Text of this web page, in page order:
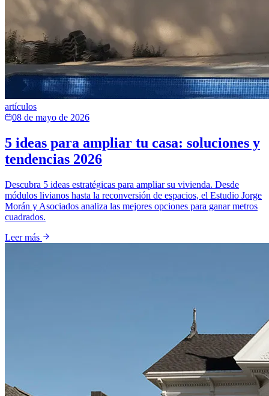
artículos
08 de mayo de 2026
5 ideas para ampliar tu casa: soluciones y
tendencias 2026
Descubra 5 ideas estratégicas para ampliar su vivienda. Desde
módulos livianos hasta la reconversión de espacios, el Estudio Jorge
Morán y Asociados analiza las mejores opciones para ganar metros
cuadrados.
Leer más